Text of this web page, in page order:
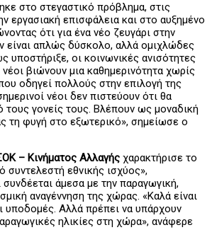
στο στεγαστικό πρόβλημα, στις
εργασιακή επισφάλεια και στο αυξημένο
ότι για ένα νέο ζευγάρι στην
είναι απλώς δύσκολο, αλλά ομιχλώδες
υποστήριξε, οι κοινωνικές ανισότητες
βιώνουν μια καθημερινότητα χωρίς
οδηγεί πολλούς στην επιλογή της
νέοι δεν πιστεύουν ότι θα
τους γονείς τους. Βλέπουν ως μοναδική
τη φυγή στο εξωτερικό», σημείωσε ο
– Κινήματος Αλλαγής χαρακτήρισε το
συντελεστή εθνικής ισχύος»,
συνδέεται άμεσα με την παραγωγική,
αναγέννηση της χώρας. «Καλά είναι
υποδομές. Αλλά πρέπει να υπάρχουν
ηλικίες στη χώρα», ανάφερε